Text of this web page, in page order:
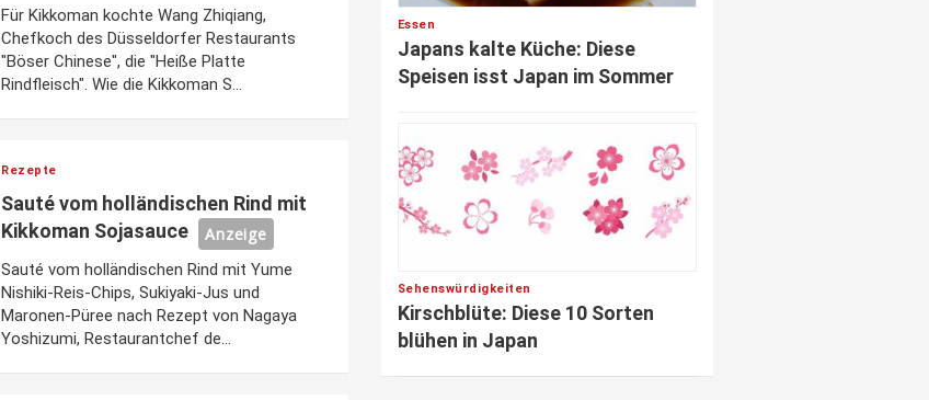
Für Kikkoman kochte Wang Zhiqiang,
Chefkoch des Düsseldorfer Restaurants
"Böser Chinese", die "Heiße Platte
Rindfleisch". Wie die Kikkoman S...
Rezepte
Sauté vom holländischen Rind mit
Kikkoman Sojasauce
Anzeige
Sauté vom holländischen Rind mit Yume
Nishiki-Reis-Chips, Sukiyaki-Jus und
Maronen-Püree nach Rezept von Nagaya
Yoshizumi, Restaurantchef de...
Essen
Japans kalte Küche: Diese
Speisen isst Japan im Sommer
Sehenswürdigkeiten
Kirschblüte: Diese 10 Sorten
blühen in Japan